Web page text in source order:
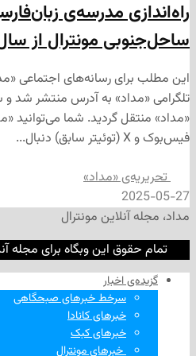
مدرسه‌ی زبان‌فارسی مریم
مونترال از سال
رسانه‌های اجتماعی «مداد» تهیه و
به آدرس منتشر شد و سپس جهت
گردید. شما می‌توانید «مداد» را در
«مداد»
مونترال
این وبگاه برای مجله آنلاین
اخبار
سرخط خبرهای صبحگاهی
خبرهای کانادا
خبرهای کبک
‌ خبرهای مونترال